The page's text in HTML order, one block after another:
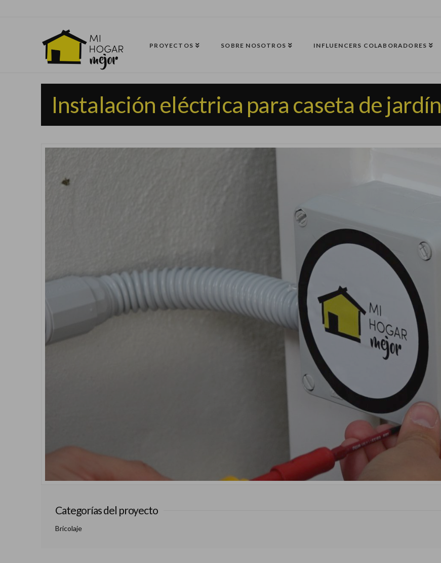
PROYECTOS SOBRE NOSOTROS INFLUENCERS COLABORADORES
Instalación eléctrica para caseta de jardín
Categorías del proyecto
Bricolaje